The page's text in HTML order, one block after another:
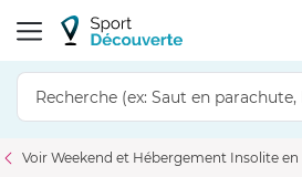
Voir Weekend et Hébergement Insolite